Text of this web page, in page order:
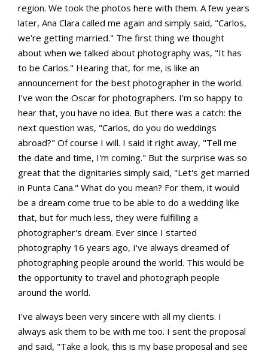
region. We took the photos here with them. A few years
later, Ana Clara called me again and simply said, "Carlos,
we're getting married." The first thing we thought
about when we talked about photography was, "It has
to be Carlos." Hearing that, for me, is like an
announcement for the best photographer in the world.
I've won the Oscar for photographers. I'm so happy to
hear that, you have no idea. But there was a catch: the
next question was, "Carlos, do you do weddings
abroad?" Of course I will. I said it right away, "Tell me
the date and time, I'm coming." But the surprise was so
great that the dignitaries simply said, "Let's get married
in Punta Cana." What do you mean? For them, it would
be a dream come true to be able to do a wedding like
that, but for much less, they were fulfilling a
photographer's dream. Ever since I started
photography 16 years ago, I've always dreamed of
photographing people around the world. This would be
the opportunity to travel and photograph people
around the world.
I've always been very sincere with all my clients. I
always ask them to be with me too. I sent the proposal
and said, "Take a look, this is my base proposal and see